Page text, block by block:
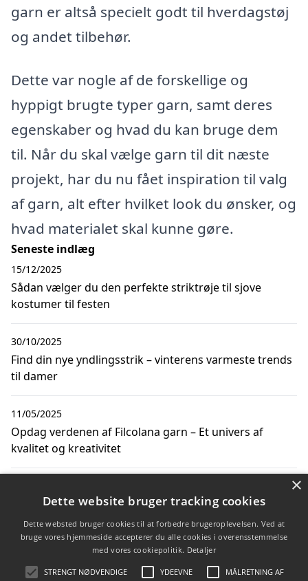
garn er altså specielt godt til hverdagstøj
og andet tilbehør.
Dette var nogle af de forskellige og
hyppigt brugte typer garn, samt deres
egenskaber og hvad du kan bruge dem
til. Når du skal vælge garn til dit næste
projekt, har du nu fået inspiration til valg
af garn, alt efter hvilket look du ønsker, og
hvad materialet skal kunne gøre.
Seneste indlæg
Sådan vælger du den perfekte striktrøje til sjove
kostumer til festen
15/12/2025
Find din nye yndlingsstrik – vinterens varmeste trends
til damer
30/10/2025
Opdag verdenen af Filcolana garn – Et univers af
kvalitet og kreativitet
11/05/2025
Jeans og striktrøjer til mænd og sæsonens trends
Hvilke typer garn skal du vælge?
23/10/2024
×
Dette website bruger tracking cookies
Dette websted bruger cookies til at forbedre brugeroplevelsen. Ved at
bruge vores hjemmeside accepterer du alle cookies i overensstemmelse
med vores cookiepolitik. Detaljer
STRENGT NØDVENDIGE YDEEVNE MÅLRETNING AF